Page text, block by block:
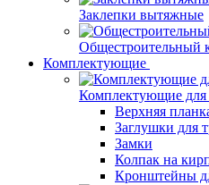
Заклепки вытяжные
Общестроительный
Комплектующие
Комплектующие для
Верхняя
Заглушки для
Замки
Колпак на
Кронштейны